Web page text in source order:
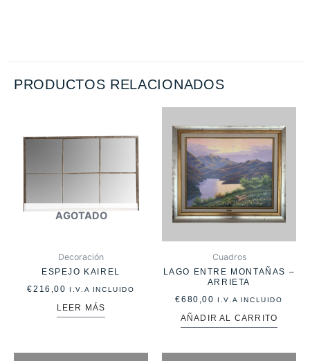
PRODUCTOS RELACIONADOS
AGOTADO
Decoración
ESPEJO KAIREL
€216,00 I.V.A INCLUIDO
LEER MÁS
Cuadros
LAGO ENTRE MONTAÑAS –
ARRIETA
€680,00 I.V.A INCLUIDO
AÑADIR AL CARRITO